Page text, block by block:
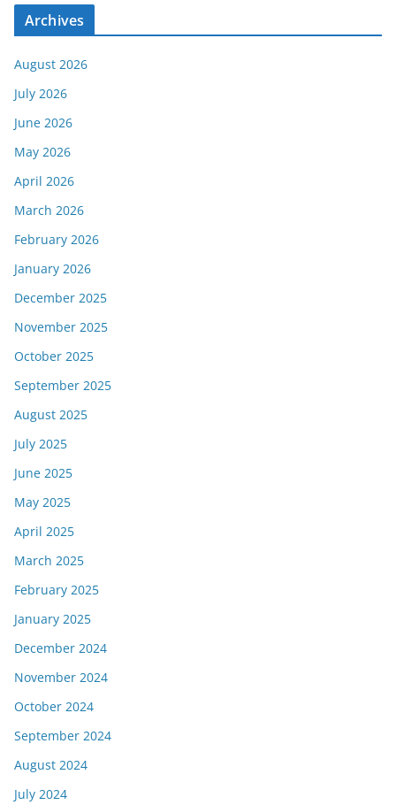
Archives
August 2026
July 2026
June 2026
May 2026
April 2026
March 2026
February 2026
January 2026
December 2025
November 2025
October 2025
September 2025
August 2025
July 2025
June 2025
May 2025
April 2025
March 2025
February 2025
January 2025
December 2024
November 2024
October 2024
September 2024
August 2024
July 2024